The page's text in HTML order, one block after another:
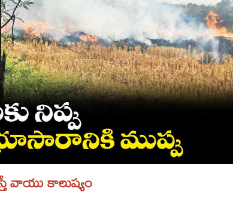
వాయు కాలుష్యం